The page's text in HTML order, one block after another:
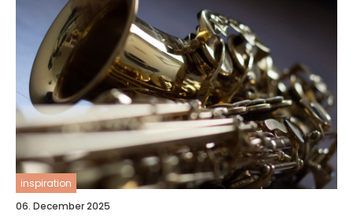
inspiration
06. December 2025